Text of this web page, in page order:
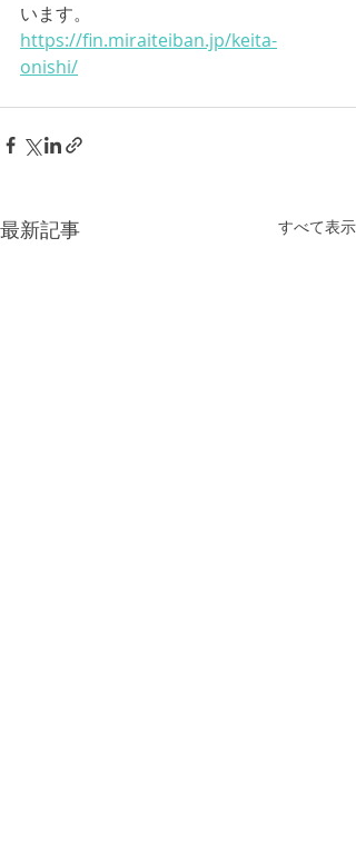
います。
https://fin.miraiteiban.jp/keita-
onishi/
最新記事 すべて表示